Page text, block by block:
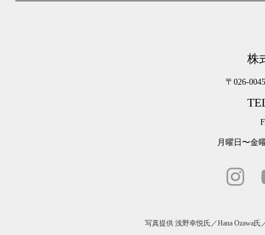
株
〒026-
月曜日〜金
写真提供 浅野幸悦氏 ／Hana Ozawa氏